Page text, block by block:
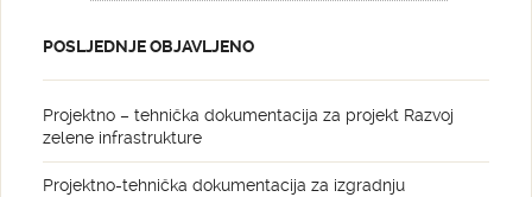
POSLJEDNJE OBJAVLJENO
Projektno – tehnička dokumentacija za projekt Razvoj
zelene infrastrukture
Projektno-tehnička dokumentacija za izgradnju